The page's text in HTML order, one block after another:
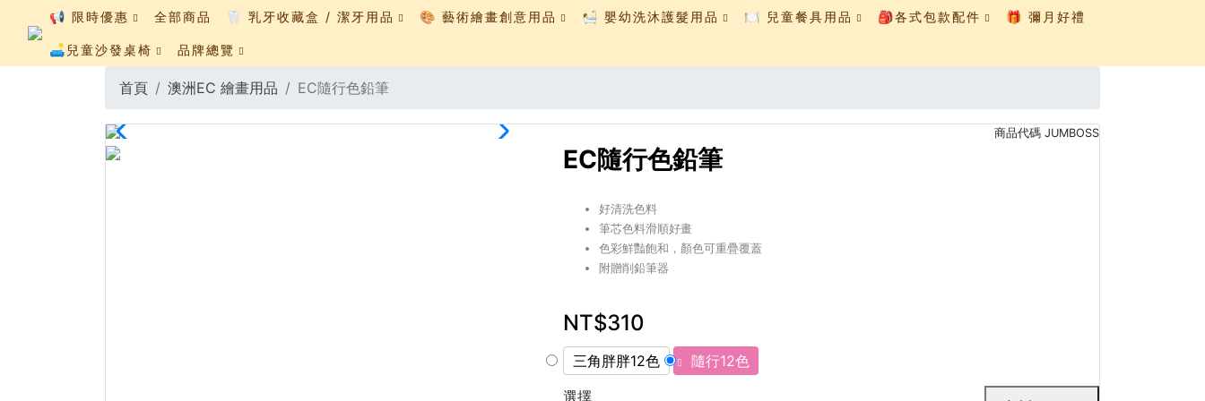
📢 限時優惠 全部商品 🦷 乳牙收藏盒 / 潔牙用品 🎨 藝術繪畫創意用品 🛀 嬰幼洗沐護髮用品 🍽️ 兒童餐具用品 🎒各式包款配件 🎁 彌月好禮
🛋️兒童沙發桌椅 品牌總覽
首頁 澳洲EC 繪畫用品 EC隨行色鉛筆
商品代碼 JUMBOSS
EC隨行色鉛筆
好清洗色料
筆芯色料滑順好畫
色彩鮮豔飽和，顏色可重疊覆蓋
附贈削鉛筆器
NT$310
三角胖胖12色
隨行12色
選擇